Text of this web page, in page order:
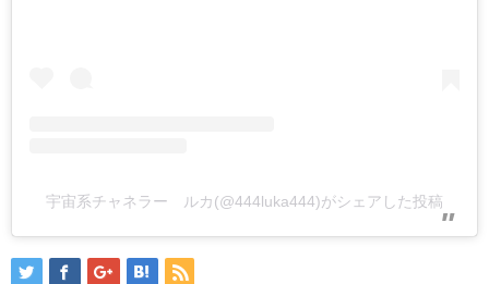
宇宙系チャネラー ルカ(@444luka444)がシェアした投稿